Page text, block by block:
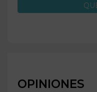
OPINIONES